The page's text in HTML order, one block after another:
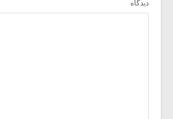
دیدگاه